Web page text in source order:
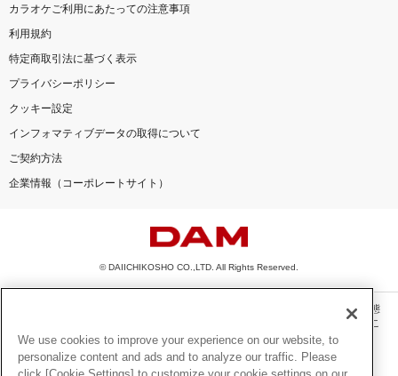
カラオケご利用にあたっての注意事項
利用規約
特定商取引法に基づく表示
プライバシーポリシー
クッキー設定
インフォマティブデータの取得について
ご契約方法
企業情報（コーポレートサイト）
© DAIICHIKOSHO CO.,LTD. All Rights Reserved.
このサイトに掲載されている一切の文章・画像・写真・動画・音声等を、手段や形態
を問わず、著作権法の定める範囲を超えて無断で複製、転載、ファイル化などするこ
とを禁じます。
楽曲及びコンテンツは、機種によりご利用いただけない場合があります。
We use cookies to improve your experience on our website, to
personalize content and ads and to analyze our traffic. Please